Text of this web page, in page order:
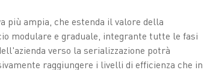
più ampia, che estenda il valore della
modulare e graduale, integrante tutte le fasi
verso la serializzazione potrà
raggiungere i livelli di efficienza che in